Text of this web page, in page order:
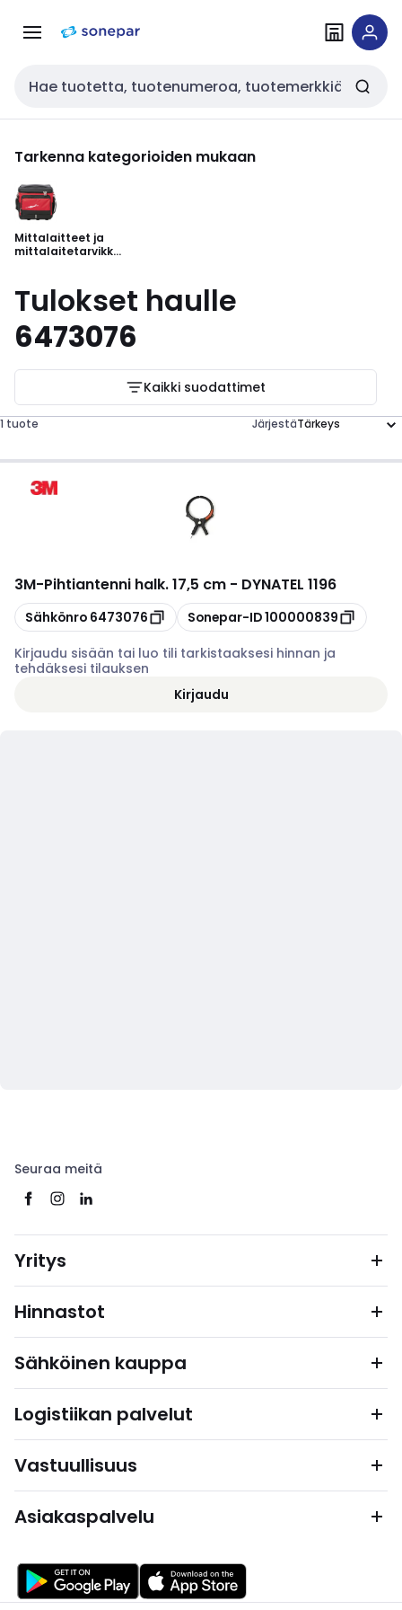
navigointiinsisältöön
Haku
Tarkenna kategorioiden mukaan
Mittalaitteet ja
mittalaitetarvikke
Tulokset haulle
6473076
Kaikki suodattimet
1 tuote Järjestä
3M-Pihtiantenni halk. 17,5 cm - DYNATEL 1196
Kopioi
Sähkönro 6473076 Kopioi
Sonepar-ID100000839
Kirjaudu sisään tai luo tili tarkistaaksesi hinnan ja
tehdäksesi tilauksen
Kirjaudu
Seuraa meitä
Yritys
Hinnastot
Sähköinen kauppa
Logistiikan palvelut
Vastuullisuus
Asiakaspalvelu